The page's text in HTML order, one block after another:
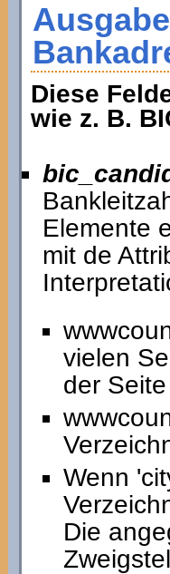
Diese
wie z. B.
Elemente
mit de
vielen
der
Wenn
Die